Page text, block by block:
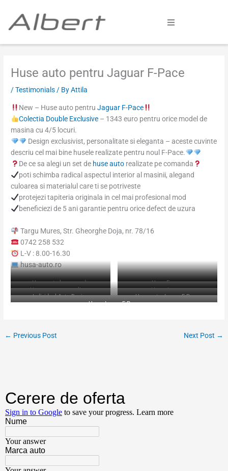
content
Home
Colectii
Cum comand
Afla mai multe
Huse auto pentru Jaguar F-Pace
/Testimonials/ ByAttila
New – Huse auto pentru Jaguar F-Pace
Colectia Double Exclusive– 1343 euro pentru orice model de
masina cu 4/5 locuri.
Design exclusivist, personalitate si eleganta – aceste cuvinte
descriu cel mai bine husele realizate pentru noul F-Pace.
De ce sa alegi un set de huse autorealizate pe comanda
poti schimba radical aspectul interior al masinii, alegand
culoarea si materialul care ti se potriveste
protejezi tapiteria originala in cel mai profesional mod
beneficiezi de 5 ani garantie pentru orice defect de uzura
Targu Mures, Str. Gheorghe Doja, nr. 78/16
0742 258 532
L-V : 8.00-16.30
husa-auto.ro
Huse auto la comanda
Huse F-pace
Huse auto personalizate
Huse Jaguar
Individual Auto Design
Huse auto Jaguar F-Pace
Huse Jaguar F-Pace
← Previous Post Next Post →